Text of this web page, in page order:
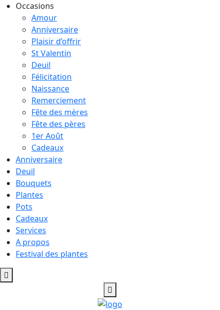
Occasions
Amour
Anniversaire
Plaisir d’offrir
St Valentin
Deuil
Félicitation
Naissance
Remerciement
Fête des mères
Fête des pères
1er Août
Cadeaux
Anniversaire
Deuil
Bouquets
Plantes
Pots
Cadeaux
Services
A propos
Festival des plantes
Hamburger